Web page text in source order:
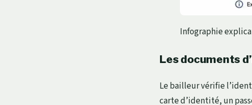
Infographie
Les documents
Le bailleur vérifie
carte d’identité, un